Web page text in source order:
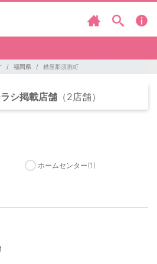
福岡県 糟屋郡須惠町
シ掲載店舗 （2店舗）
ホームセンター(1)